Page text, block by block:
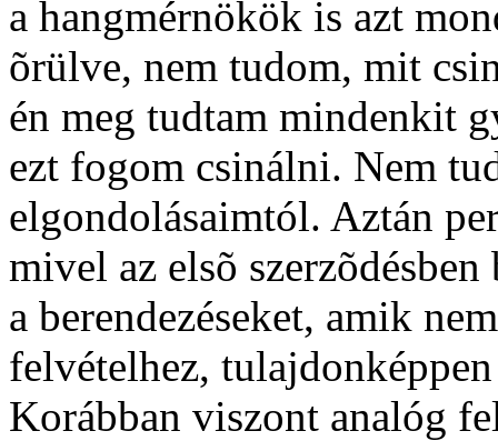
a hangmérnökök is azt
õrülve, nem tudom, mit
én meg tudtam mindenkit
ezt fogom csinálni. Nem
elgondolásaimtól. Aztán
mivel az elsõ
a berendezéseket, amik
felvételhez,
Korábban viszont analóg